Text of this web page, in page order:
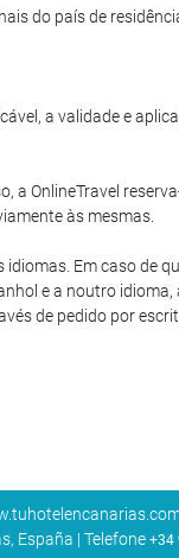
do país de
a validade e
OnlineTravel
às mesmas.
Em caso de
e a noutro
de pedido por
España | Telefone +34